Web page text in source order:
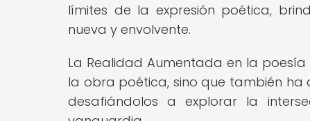
límites de la expresión poética,
nueva y envolvente.
La Realidad Aumentada en la
la obra poética, sino que también
desafiándolos a explorar la